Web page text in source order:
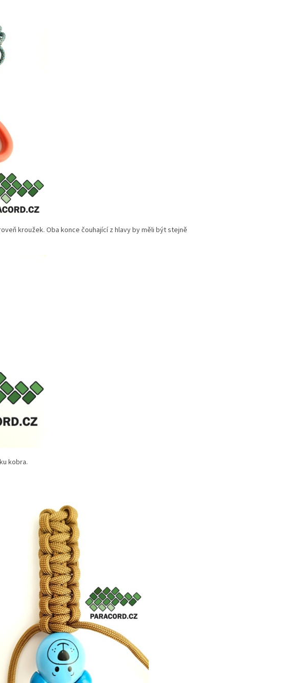
kroužek. Oba konce čouhající z hlavy by měli být stejně
kobra.